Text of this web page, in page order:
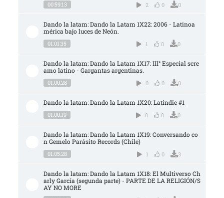
00:59:13 2 0 0
Dando la latam: Dando la Latam 1X22: 2006 - Latinoa
mérica bajo luces de Neón.
01:01:35 1 0 0
Dando la latam: Dando la Latam 1X17: III° Especial scre
amo latino - Gargantas argentinas.
01:00:28 0 0 0
Dando la latam: Dando la Latam 1X20: Latindie #1
01:00:19 0 0 0
Dando la latam: Dando la Latam 1X19: Conversando co
n Gemelo Parásito Records (Chile)
01:05:28 1 0 3
Dando la latam: Dando la Latam 1X18: El Multiverso Ch
arly García (segunda parte) - PARTE DE LA RELIGIÓN/S
AY NO MORE